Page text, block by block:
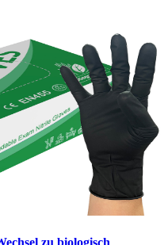
zu biologisch